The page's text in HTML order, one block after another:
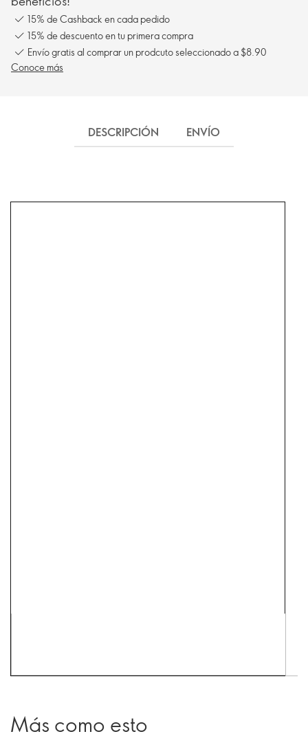
15% de Cashback en cada pedido
15% de descuento en tu primera compra
Envío gratis al comprar un prodcuto seleccionado a $8.90
Conoce más
DESCRIPCIÓN ENVÍO
Más como esto